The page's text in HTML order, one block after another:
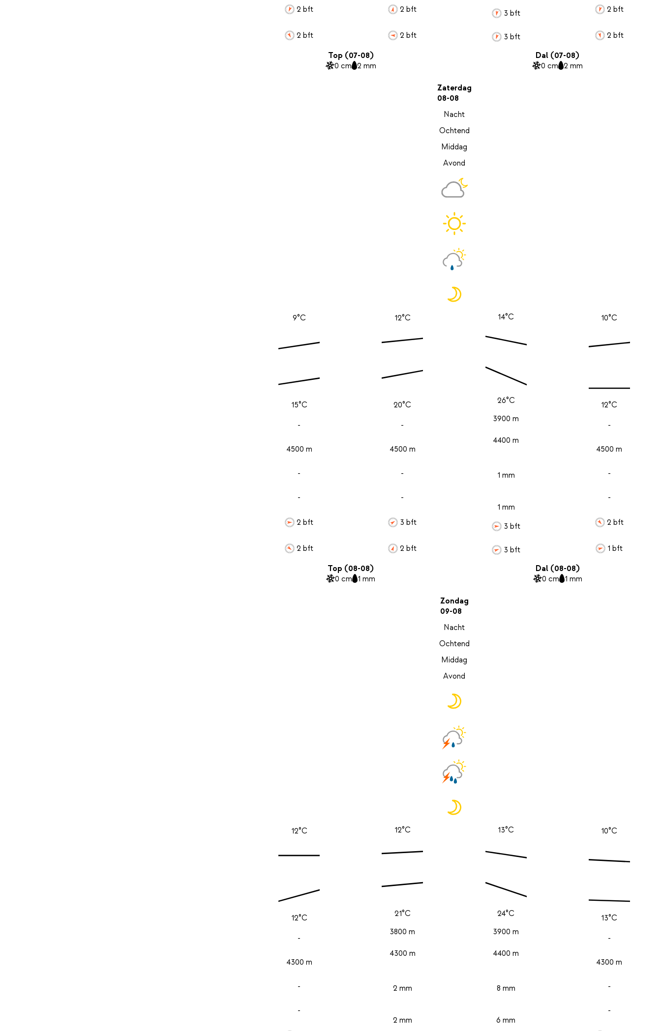
2 bft
2 bft
2 bft
2 bft
3 bft
3 bft
2 bft
2 bft
Top (07-08)
0 cm 2 mm
Dal (07-08)
0 cm 2 mm
Zaterdag
08-08
Nacht
Ochtend
Middag
Avond
9°C
15°C
-
4500 m
-
-
2 bft
2 bft
12°C
20°C
-
4500 m
-
-
3 bft
2 bft
14°C
26°C
3900 m
4400 m
1 mm
1 mm
3 bft
3 bft
10°C
12°C
-
4500 m
-
-
2 bft
1 bft
Top (08-08)
0 cm 1 mm
Dal (08-08)
0 cm 1 mm
Zondag
09-08
Nacht
Ochtend
Middag
Avond
12°C
12°C
-
4300 m
-
-
12°C
21°C
3800 m
4300 m
2 mm
2 mm
13°C
24°C
3900 m
4400 m
8 mm
6 mm
10°C
13°C
-
4300 m
-
-